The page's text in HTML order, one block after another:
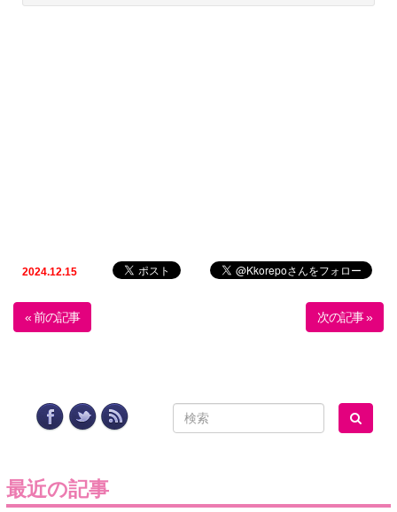
2024.12.15
« 前の記事 次の記事 »
最近の記事